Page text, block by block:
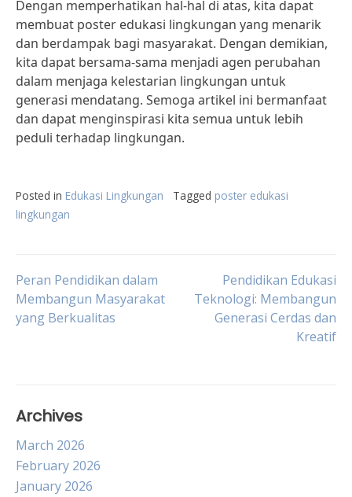
Dengan memperhatikan hal-hal di atas, kita dapat
membuat poster edukasi lingkungan yang menarik
dan berdampak bagi masyarakat. Dengan demikian,
kita dapat bersama-sama menjadi agen perubahan
dalam menjaga kelestarian lingkungan untuk
generasi mendatang. Semoga artikel ini bermanfaat
dan dapat menginspirasi kita semua untuk lebih
peduli terhadap lingkungan.
Posted in Edukasi Lingkungan Tagged poster edukasi
lingkungan
Post
navigation
Peran Pendidikan dalam
Membangun Masyarakat
yang Berkualitas
Pendidikan Edukasi
Teknologi: Membangun
Generasi Cerdas dan
Kreatif
Archives
March 2026
February 2026
January 2026